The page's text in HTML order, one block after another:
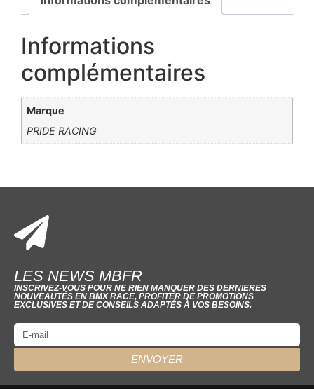
Informations
complémentaires
Marque
PRIDE RACING
LES NEWS MBFR
INSCRIVEZ-VOUS POUR NE RIEN MANQUER DES DERNIERES
NOUVEAUTÉS EN BMX RACE, PROFITER DE PROMOTIONS
EXCLUSIVES ET DE CONSEILS ADAPTÉS À VOS BESOINS.
ENVOYER